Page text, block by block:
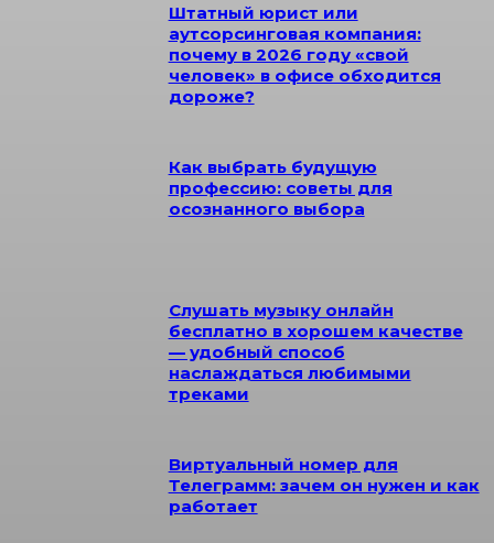
Штатный юрист или
аутсорсинговая компания:
почему в 2026 году «свой
человек» в офисе обходится
дороже?
Как выбрать будущую
профессию: советы для
осознанного выбора
Слушать музыку онлайн
бесплатно в хорошем качестве
— удобный способ
наслаждаться любимыми
треками
Виртуальный номер для
Телеграмм: зачем он нужен и как
работает